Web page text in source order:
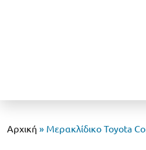
Αρχική » Μερακλίδικο Toyota